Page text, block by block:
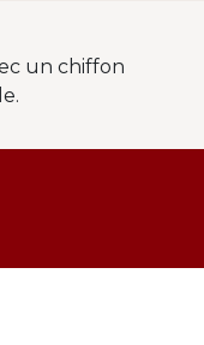
un chiffon